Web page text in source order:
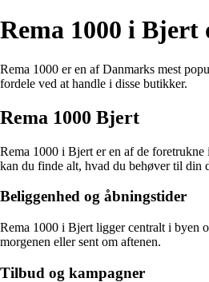
Rema 1000 i Bjert
Rema 1000 er en af Danmarks mest
fordele ved at handle i disse butikker.
Rema 1000 Bjert
Rema 1000 i Bjert er en af de
kan du finde alt, hvad du behøver til din
Beliggenhed og åbningstider
Rema 1000 i Bjert ligger centralt i byen
morgenen eller sent om aftenen.
Tilbud og kampagner